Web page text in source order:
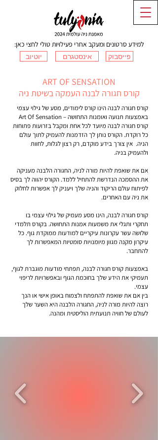
יוטיוב אינסטגרם פייסבוק
למידע סרטונים ומעקב אחרי פעילויות טולי לחצי כאן:
ART OF SENSATION
קורס חגורה לבנה העמקה בשיטת ניה
קורס חגורה לבנה הינו קורס לימודים, מסע של גילוי עצמי
באמצעות תנועה ואומנות התחושה – Art Of Sensation
קורס חגורה לבנה מיועד לכל אחת ומקבל בזרועות פתוחות
כל רוקדת. הקורס נותן לך הזדמנות להעמיק לתוך עולם
הניה. אין צורך בידע מוקדם, רק רצון לגלות, לחוות
ולהעמיק בניה.
אם את שואפת להיות מורה לניה, החגורה הלבנה מעניקה
את ההסמכה הנדרשת להתחיל ללמד. הקורס יהווה לך בסיס
לפיתוח עולם הריקוד והניה שלך ויעניק לך אפשרות לחלוק
את ניה עם האחרים.
קורס חגורה לבנה, הינו מסע מעמיק של גילוי עצמי בו
תחקרי ותגלי את משמעות אמנות התחושה. בקורס תלמדי
שלושה עשר עקרונות עיקריים למודעות ממוקדת גוף. כל
עיקרון מקנה מגוון מיומנויות סומטיות המאפשרות לך
להתחבר.
באמצעות קורס חגורה לבנה, תפתחי מודעות מוגברת לגוף,
תעמיקי את הידע שלך בחוכמת הגוף ובאפשרויות לריפוי
עצמי.
בין אם את שואפת להתפתח ולצמוח באופן אישי או הנך
רוצה להיות מורה לניה, החגורה הלבנה היא השער שלך
לעולם של חוויה תנועתית הוליסטית ומהנה.